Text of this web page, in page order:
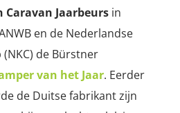
Caravan Jaarbeurs in
en de Nederlandse
de Bürstner
van het Jaar. Eerder
de Duitse fabrikant zijn